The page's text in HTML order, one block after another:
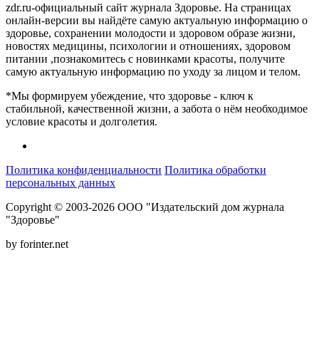
zdr.ru-официальный сайт журнала Здоровье. На страницах
онлайн-версии вы найдёте самую актуальную информацию о
здоровье, сохранении молодости и здоровом образе жизни,
новостях медицины, психологии и отношениях, здоровом
питании ,познакомитесь с новинками красоты, получите
самую актуальную информацию по уходу за лицом и телом.
*Мы формируем убеждение, что здоровье - ключ к
стабильной, качественной жизни, а забота о нём необходимое
условие красоты и долголетия.
Политика конфиденциальности Политика обработки
персональных данных
Copyright © 2003-2026 ООО "Издательский дом журнала
"Здоровье"
by forinter.net